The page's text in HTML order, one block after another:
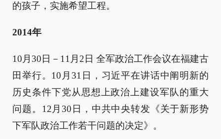
的孩子，实施希望工程。
2014年
10月30日－11月2日 全军政治工作会议在福建古
田举行。10月31日，习近平在讲话中阐明新的
历史条件下党从思想上政治上建设军队的重大
问题。12月30日，中共中央转发《关于新形势
下军队政治工作若干问题的决定》。